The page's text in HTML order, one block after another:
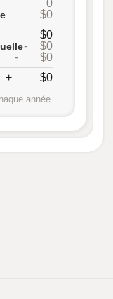
0
$0
$0
- $0
-
$0
+ $0
année